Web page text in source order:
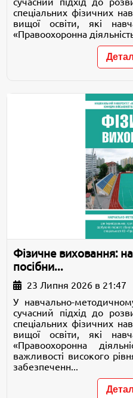
спеціальних фізичних
вищої освіти, які
«Правоохоронна
Фізичне виховання:
посібни...
23 Липня 2026 в 21:47
У навчально-
сучасний підхід до
спеціальних фізичних
вищої освіти, які
«Правоохоронна
важливості високого
забезпеченн...